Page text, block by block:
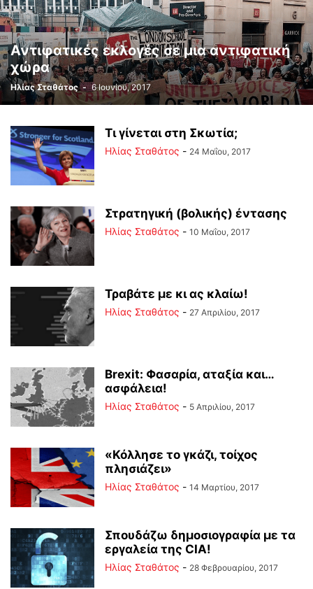
Αντιφατικές εκλογές σε μια αντιφατική
χώρα
Ηλίας Σταθάτος - 6 Ιουνίου, 2017
Τι γίνεται στη Σκωτία;
Ηλίας Σταθάτος - 24 Μαΐου, 2017
Στρατηγική (βολικής) έντασης
Ηλίας Σταθάτος - 10 Μαΐου, 2017
Τραβάτε με κι ας κλαίω!
Ηλίας Σταθάτος - 27 Απριλίου, 2017
Brexit: Φασαρία, αταξία και…
ασφάλεια!
Ηλίας Σταθάτος - 5 Απριλίου, 2017
«Κόλλησε το γκάζι, τοίχος
πλησιάζει»
Ηλίας Σταθάτος - 14 Μαρτίου, 2017
Σπουδάζω δημοσιογραφία με τα
εργαλεία της CIA!
Ηλίας Σταθάτος - 28 Φεβρουαρίου, 2017